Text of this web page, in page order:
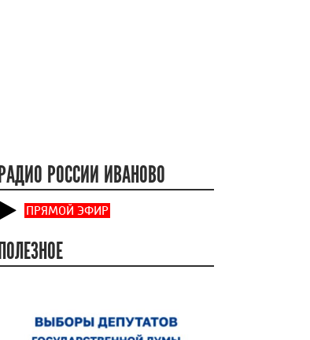
РАДИО РОССИИ ИВАНОВО
ПРЯМОЙ ЭФИР
ПОЛЕЗНОЕ